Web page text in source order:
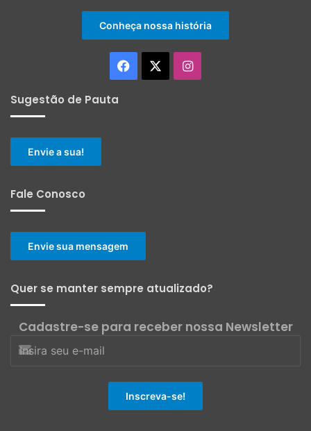
Conheça nossa história
Facebook Instagram
Sugestão de Pauta
Envie a sua!
Fale Conosco
Envie sua mensagem
Quer se manter sempre atualizado?
Cadastre-se para receber nossa Newsletter